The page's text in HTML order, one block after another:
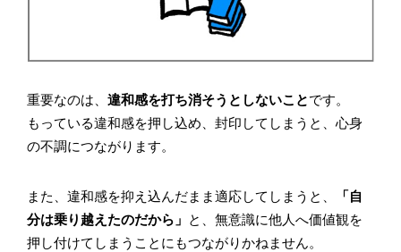
重要なのは、 違和感を打ち消そうとしないことです。
もっている違和感を押し込め、封印してしまうと、心身
の不調につながります。
また、違和感を抑え込んだまま適応してしまうと、
「自
分は乗り越えたのだから」 と、無意識に他人へ価値観を
押し付けてしまうことにもつながりかねません。